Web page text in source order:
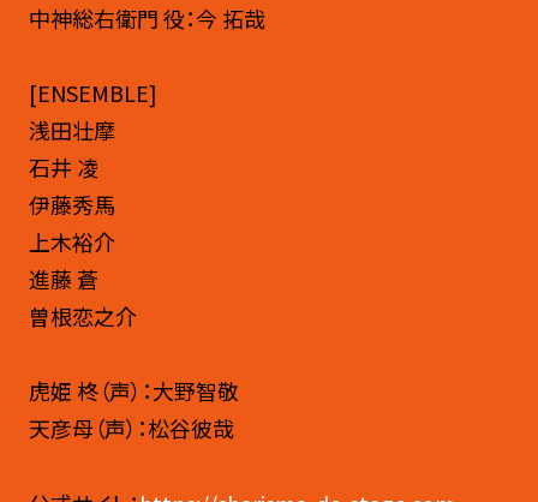
中神総右衛門 役：今 拓哉
[ENSEMBLE]
浅田壮摩
石井 凌
伊藤秀馬
上木裕介
進藤 蒼
曽根恋之介
虎姫 柊（声）：大野智敬
天彦母（声）：松谷彼哉